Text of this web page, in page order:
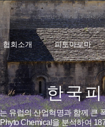
협회소개 피토아로마
한국
유럽의 산업혁명과 함께 큰
Phyto Chemical을 분석하여